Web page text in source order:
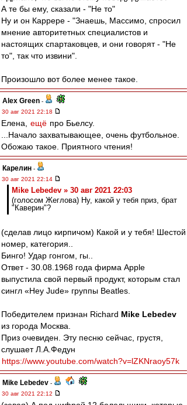
А те бы ему, сказали - "Не то"
Ну и он Каррере - "Знаешь, Массимо, спросил
мнение авторитетных специалистов и
настоящих спартаковцев, и они говорят - "Не
то", так что извини".
Произошло вот более менее такое.
Alex Green -
30 авг 2021 22:18
Елена, ещё про Бьелсу.
...Начало захватывающее, очень футбольное.
Обожаю такое. Приятного чтения!
Карелин -
30 авг 2021 22:14
Mike Lebedev » 30 авг 2021 22:03
(голосом Жеглова) Ну, какой у тебя приз, брат
"Каверин"?
(сделав лицо кирпичом) Какой и у тебя! Шестой
номер, категория..
Бинго! Удар гонгом, гы..
Ответ - 30.08.1968 года фирма Apple
выпустила свой первый продукт, которым стал
сингл «Hey Jude» группы Beatles.
Победителем признан Richard Mike Lebedev
из города Москва.
Приз очевиден. Эту песню сейчас, грустя,
слушает Л.А.Федун
https://www.youtube.com/watch?v=lZKNraoy57k
Mike Lebedev -
30 авг 2021 22:12